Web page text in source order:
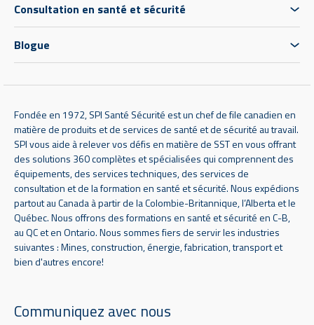
Consultation en santé et sécurité
Blogue
Fondée en 1972, SPI Santé Sécurité est un chef de file canadien en
matière de produits et de services de santé et de sécurité au travail.
SPI vous aide à relever vos défis en matière de SST en vous offrant
des solutions 360 complètes et spécialisées qui comprennent des
équipements, des services techniques, des services de
consultation et de la formation en santé et sécurité. Nous expédions
partout au Canada à partir de la Colombie-Britannique, l’Alberta et le
Québec. Nous offrons des formations en santé et sécurité en C-B,
au QC et en Ontario. Nous sommes fiers de servir les industries
suivantes : Mines, construction, énergie, fabrication, transport et
bien d'autres encore!
Communiquez avec nous